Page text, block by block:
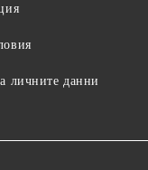
личните данни